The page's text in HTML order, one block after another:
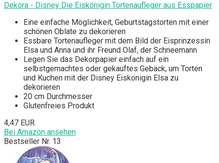
Dekora - Disney Die Eiskönigin Tortenaufleger aus Esspapier
Eine einfache Möglichkeit, Geburtstagstorten mit einer
schönen Oblate zu dekorieren
Essbare Tortenaufleger mit dem Bild der Eisprinzessin
Elsa und Anna und ihr Freund Olaf, der Schneemann
Legen Sie das Dekorpapier einfach auf ein
selbstgemachtes oder gekauftes Gebäck, um Torten
und Kuchen mit der Disney Eiskönigin Elsa zu
dekorieren
20 cm Durchmesser
Glutenfreies Produkt
4,47 EUR
Bei Amazon ansehen
Bestseller Nr. 13